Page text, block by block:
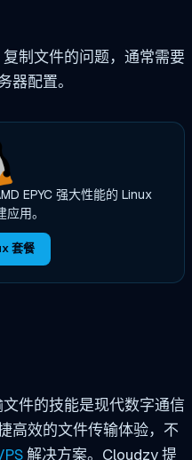
制文件的问题，通常需要
器配置。
EPYC 强大性能的 Linux
用。
套餐
件的技能是现代数字通信
高效的文件传输体验，不
解决方案。Cloudzy 提